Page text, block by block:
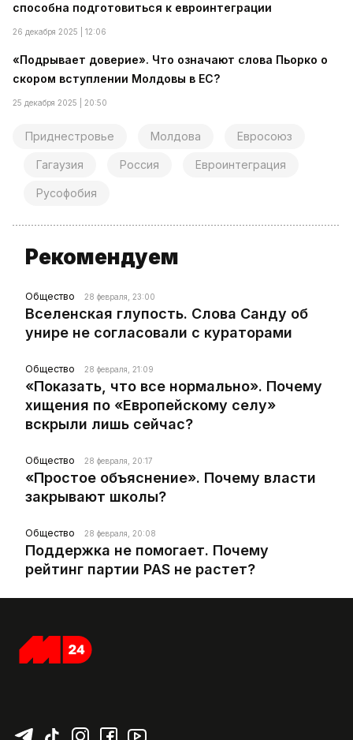
способна подготовиться к евроинтеграции
26 декабря 2025 | 12:06
«Подрывает доверие». Что означают слова Пьорко о
скором вступлении Молдовы в ЕС?
25 декабря 2025 | 20:50
Приднестровье Молдова Евросоюз
Гагаузия Россия Евроинтеграция
Русофобия
Рекомендуем
Общество 28 февраля, 23:00
Вселенская глупость. Слова Санду об
унире не согласовали с кураторами
Общество 28 февраля, 21:09
«Показать, что все нормально». Почему
хищения по «Европейскому селу»
вскрыли лишь сейчас?
Общество 28 февраля, 20:17
«Простое объяснение». Почему власти
закрывают школы?
Общество 28 февраля, 20:08
Поддержка не помогает. Почему
рейтинг партии PAS не растет?